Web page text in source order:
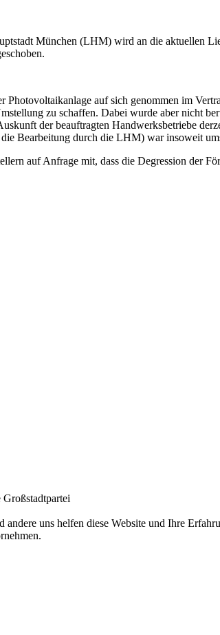
München (LHM) wird an die aktuellen
auf sich genommen im
zu schaffen. Dabei wurde aber nicht
der beauftragten Handwerksbetriebe
Bearbeitung durch die LHM) war insoweit
auf Anfrage mit, dass die Degression der
uns helfen diese Website und Ihre